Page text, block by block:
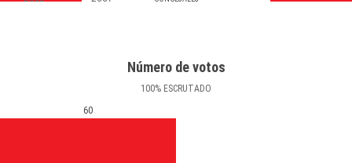
Número de votos
100% ESCRUTADO
60